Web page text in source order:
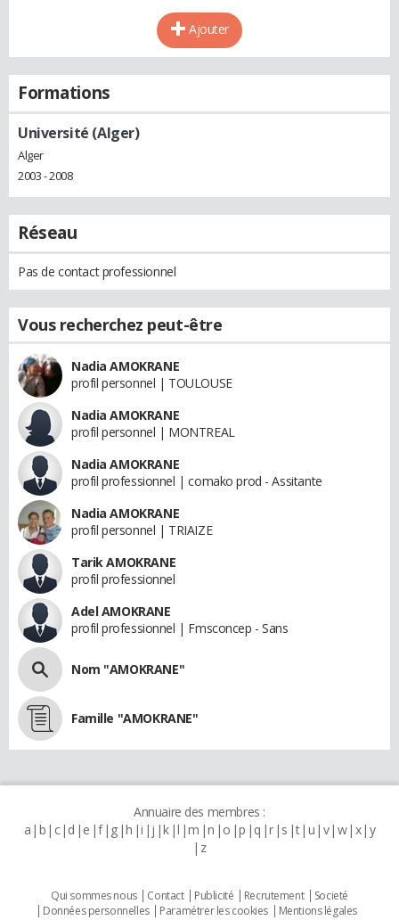
Ajouter
Formations
Université (Alger)
Alger
2003 - 2008
Réseau
Pas de contact professionnel
Vous recherchez peut-être
Nadia AMOKRANE
profil personnel | TOULOUSE
Nadia AMOKRANE
profil personnel | MONTREAL
Nadia AMOKRANE
profil professionnel | comako prod - Assitante
Nadia AMOKRANE
profil personnel | TRIAIZE
Tarik AMOKRANE
profil professionnel
Adel AMOKRANE
profil professionnel | Fmsconcep - Sans
Nom "AMOKRANE"
Famille "AMOKRANE"
Annuaire des membres :
a b c d e f g h i j k l m n o p q r s t u v w x y
z
Qui sommes nous Contact Publicité Recrutement
Societé
Données personnelles
Paramétrer les cookies
Mentions légales